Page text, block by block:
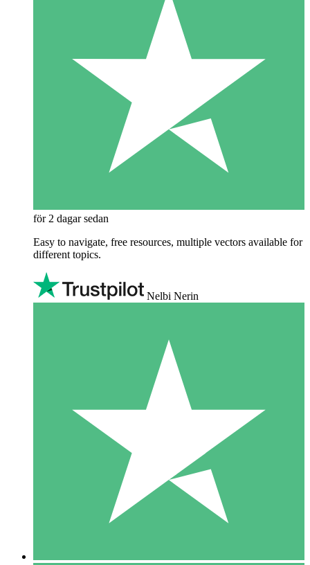
för 2 dagar sedan
Easy to navigate, free resources, multiple vectors available for
different topics.
Nelbi Nerin